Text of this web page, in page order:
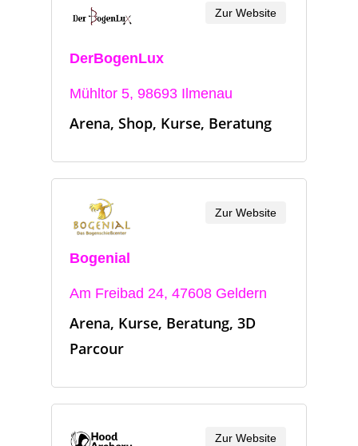
DerBogenLux
Mühltor 5, 98693 Ilmenau
Arena, Shop, Kurse, Beratung
Zur Website
Bogenial
Am Freibad 24, 47608 Geldern
Arena, Kurse, Beratung, 3D
Parcour
Zur Website
Zur Website